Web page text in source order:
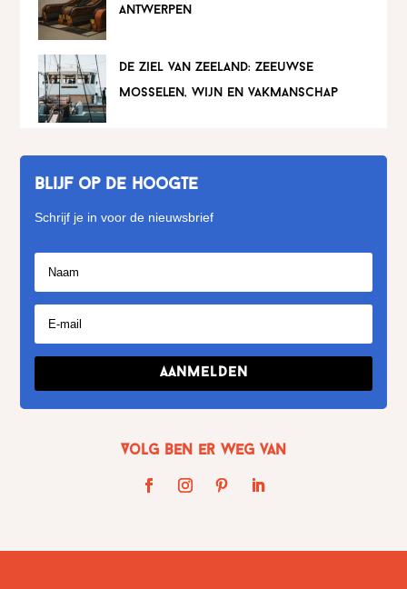
antwerpen
de ziel van zeeland: zeeuwse
mosselen, wijn en vakmanschap
Blijf op de hoogte
Schrijf je in voor de nieuwsbrief
Aanmelden
Volg Ben er weg van